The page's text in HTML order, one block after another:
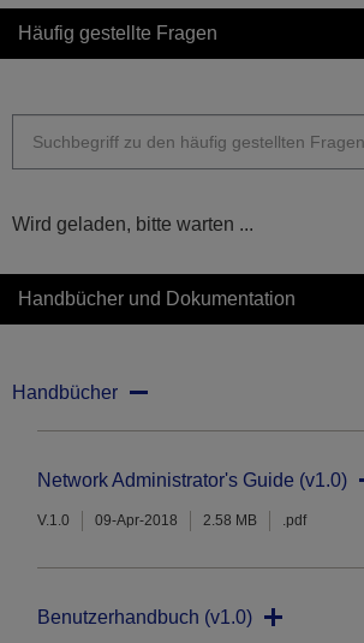
Häufig gestellte Fragen
Wird geladen, bitte warten ...
Handbücher und Dokumentation
Handbücher
Network Administrator's Guide (v1.0)
V.1.0 09-Apr-2018 2.58 MB .pdf
Benutzerhandbuch (v1.0)